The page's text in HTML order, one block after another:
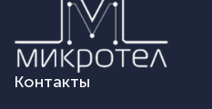
Контакты